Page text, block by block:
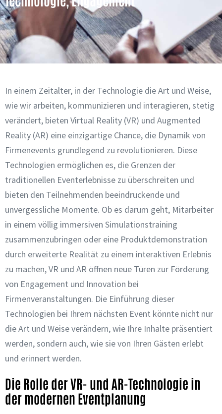
In einem Zeitalter, in der Technologie die Art und Weise,
wie wir arbeiten, kommunizieren und interagieren, stetig
verändert, bieten Virtual Reality (VR) und Augmented
Reality (AR) eine einzigartige Chance, die Dynamik von
Firmenevents grundlegend zu revolutionieren. Diese
Technologien ermöglichen es, die Grenzen der
traditionellen Eventerlebnisse zu überschreiten und
bieten den Teilnehmenden beeindruckende und
unvergessliche Momente. Ob es darum geht, Mitarbeiter
in einem völlig immersiven Simulationstraining
zusammenzubringen oder eine Produktdemonstration
durch erweiterte Realität zu einem interaktiven Erlebnis
zu machen, VR und AR öffnen neue Türen zur Förderung
von Engagement und Innovation bei
Firmenveranstaltungen. Die Einführung dieser
Technologien bei Ihrem nächsten Event könnte nicht nur
die Art und Weise verändern, wie Ihre Inhalte präsentiert
werden, sondern auch, wie sie von Ihren Gästen erlebt
und erinnert werden.
Die Rolle der VR- und AR-Technologie in
der modernen Eventplanung